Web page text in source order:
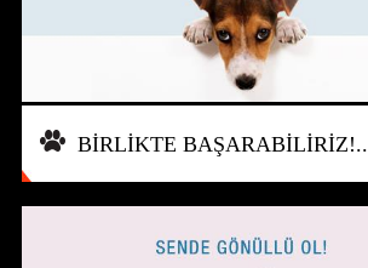
BİRLİKTE BAŞARABİLİRİZ!..